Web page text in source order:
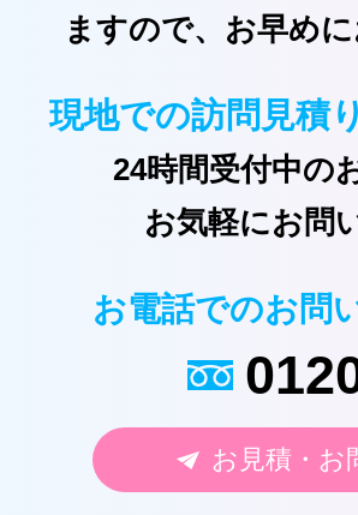
ますので、お早め
現地での訪問見積
24時間受付中の
お気軽にお問
お電話でのお問
お見積・お